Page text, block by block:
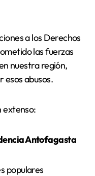
a los Derechos
las fuerzas
nuestra región,
esos abusos.
extenso:
Antofagasta
populares